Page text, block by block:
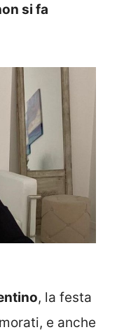
si fa
, la festa
e anche